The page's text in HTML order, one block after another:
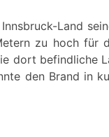
Land
zu hoch für
dort befindliche
den Brand in